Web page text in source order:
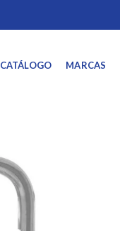
CATÁLOGO MARCAS